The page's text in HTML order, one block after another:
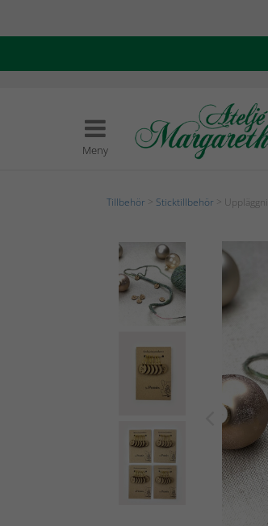
Meny
Tillbehör Sticktillbehör >